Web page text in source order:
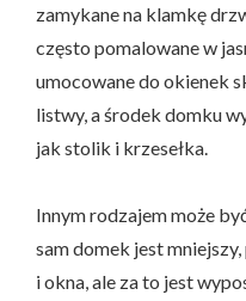
zamykane na klamkę
często pomalowane w
umocowane do okienek
listwy, a środek domku
jak stolik i krzesełka.
Innym rodzajem może
sam domek jest
i okna, ale za to jest